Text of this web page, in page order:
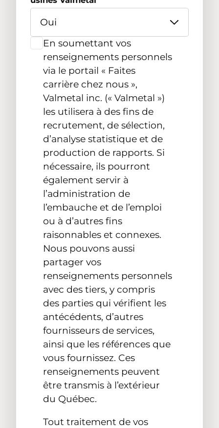
En soumettant vos
renseignements personnels
via le portail « Faites
carrière chez nous »,
Valmetal inc. (« Valmetal »)
les utilisera à des fins de
recrutement, de sélection,
d’analyse statistique et de
production de rapports. Si
nécessaire, ils pourront
également servir à
l’administration de
l’embauche et de l’emploi
ou à d’autres fins
raisonnables et connexes.
Nous pouvons aussi
partager vos
renseignements personnels
avec des tiers, y compris
des parties qui vérifient les
antécédents, d’autres
fournisseurs de services,
ainsi que les références que
vous fournissez. Ces
renseignements peuvent
être transmis à l’extérieur
du Québec.
Tout traitement de vos